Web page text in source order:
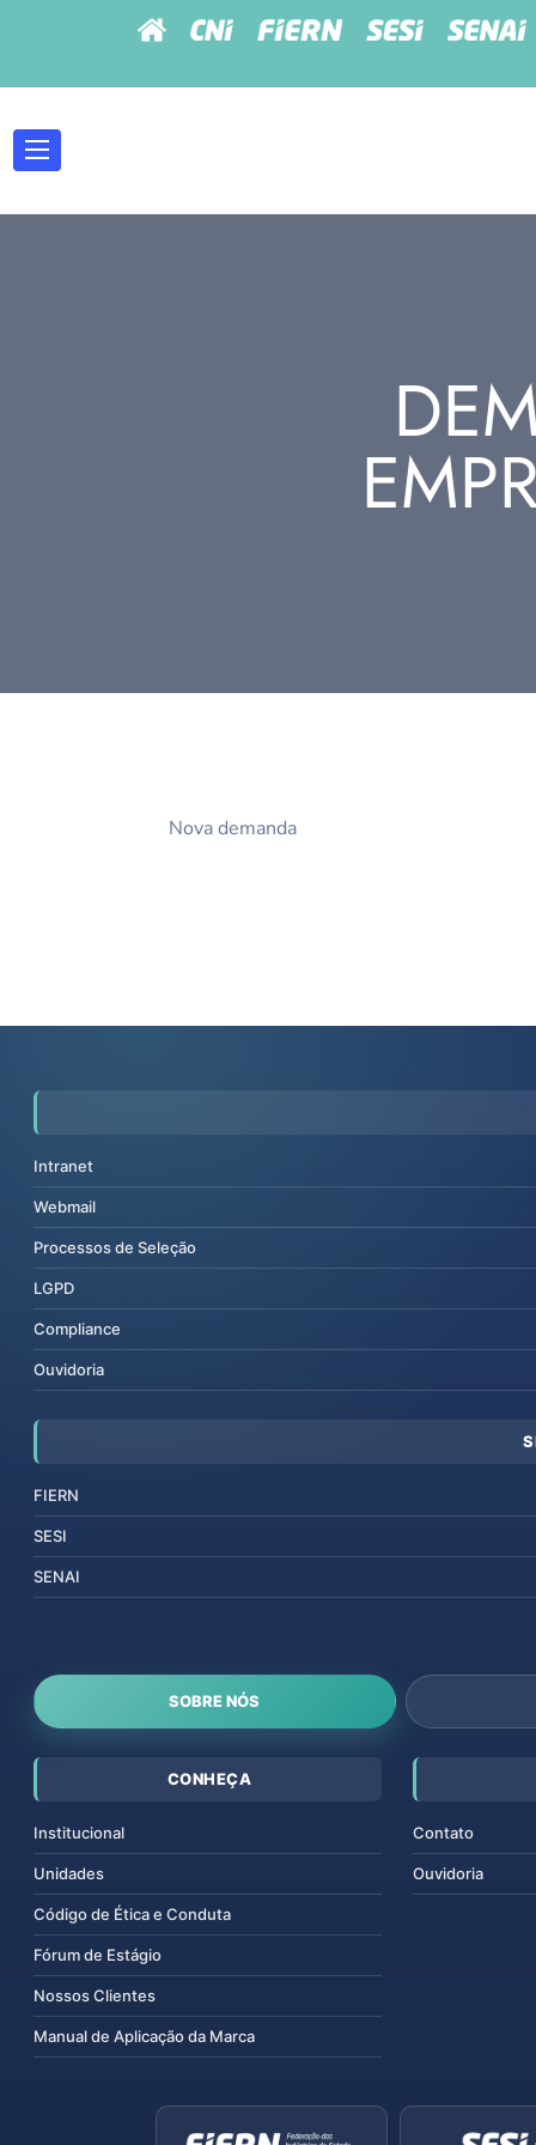
Nova demanda
Intranet
Webmail
Processos de Seleção
LGPD
Compliance
Ouvidoria
FIERN
SESI
SENAI
SOBRE NÓS
CONHEÇA
Institucional
Unidades
Código de Ética e Conduta
Fórum de Estágio
Nossos Clientes
Manual de Aplicação da Marca
Contato
Ouvidoria